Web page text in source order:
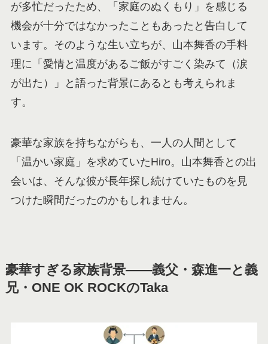
が多忙だったため、「家庭のぬくもり」を感じる
機会が十分ではなかったこともあったと告白して
います。そのような生い立ちが、山本舞香の手料
理に「愛情と温度があるご飯がすごく染みて（涙
が出た）」と語った背景にあるとも考えられま
す。
豪華な家族を持ちながらも、一人の人間として
「温かい家庭」を求めていたHiro。山本舞香との出
会いは、そんな彼が長年探し続けていたものを見
つけた瞬間だったのかもしれません。
豪華すぎる家族背景——義父・森進一と義
兄・ONE OK ROCKのTaka